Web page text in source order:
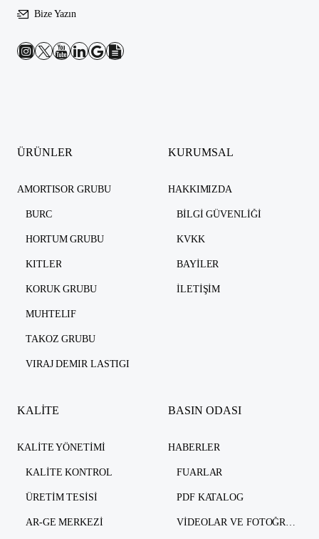
Bize Yazın
ÜRÜNLER
AMORTISOR GRUBU
BURC
HORTUM GRUBU
KITLER
KORUK GRUBU
MUHTELIF
TAKOZ GRUBU
VIRAJ DEMIR LASTIGI
KURUMSAL
HAKKIMIZDA
BILGI GÜVENLIĞI
KVKK
BAYILER
İLETIŞIM
KALİTE
KALITE YÖNETIMI
KALITE KONTROL
ÜRETIM TESISI
AR-GE MERKEZI
BASIN ODASI
HABERLER
FUARLAR
PDF KATALOG
VIDEOLAR VE FOTOĞRAFLAR